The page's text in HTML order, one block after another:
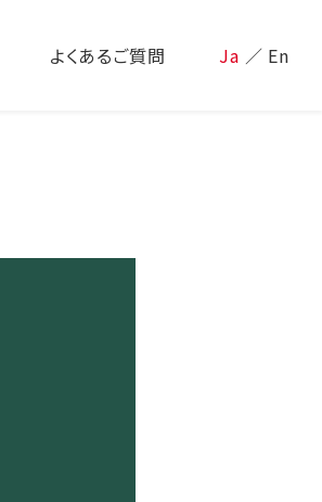
よくあるご質問 Ja ／ En